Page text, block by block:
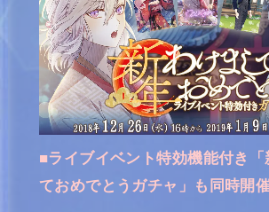
■ライブイベント特効機能付き「
ておめでとうガチャ」も同時開催